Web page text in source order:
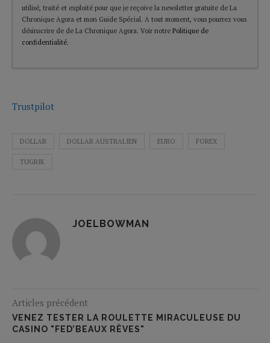
utilisé, traité et exploité pour que je reçoive la newsletter gratuite de La
Chronique Agora et mon Guide Spécial. A tout moment, vous pourrez vous
désinscrire de de La Chronique Agora. Voir notre Politique de
confidentialité.
Trustpilot
DOLLAR DOLLAR AUSTRALIEN EURO FOREX
TUGRIK
JOELBOWMAN
Articles précédent
VENEZ TESTER LA ROULETTE MIRACULEUSE DU
CASINO "FED’BEAUX RÊVES"